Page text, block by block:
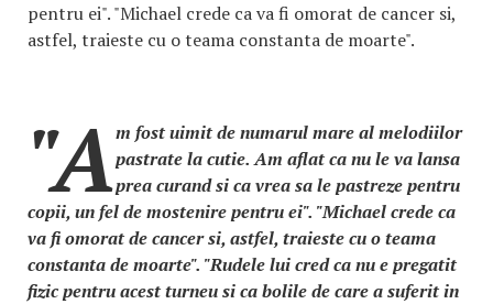
pentru ei". "Michael crede ca va fi omorat de cancer si,
astfel, traieste cu o teama constanta de moarte".
"Am fost uimit de numarul mare al melodiilor
pastrate la cutie. Am aflat ca nu le va lansa
prea curand si ca vrea sa le pastreze pentru
copii, un fel de mostenire pentru ei". "Michael crede ca
va fi omorat de cancer si, astfel, traieste cu o teama
constanta de moarte". "Rudele lui cred ca nu e pregatit
fizic pentru acest turneu si ca bolile de care a suferit in